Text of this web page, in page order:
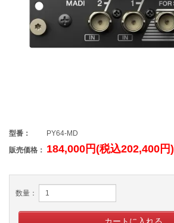
型番：
PY64-MD
販売価格： 184,000円(税込202,400円)
数量：